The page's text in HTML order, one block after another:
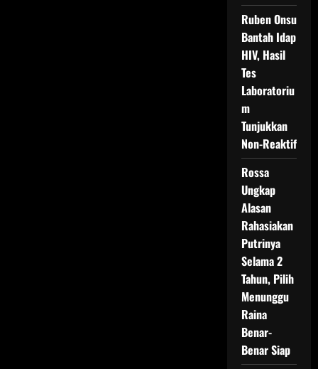
Ruben Onsu
Bantah Idap
HIV, Hasil
Tes
Laboratoriu
m
Tunjukkan
Non-Reaktif
Rossa
Ungkap
Alasan
Rahasiakan
Putrinya
Selama 2
Tahun, Pilih
Menunggu
Raina
Benar-
Benar Siap